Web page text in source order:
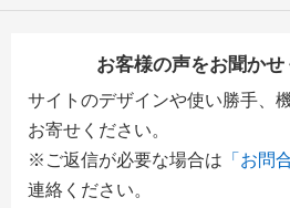
お客様の声をお聞かせ
サイトのデザインや使い勝手、
お寄せください。
※ご返信が必要な場合は 「お問
連絡ください。